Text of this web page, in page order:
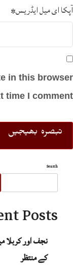
آپکا ای میل ایڈریس*
in this browser
time I comment.
Search
Posts
نجف اور کربلا
کے منتظر